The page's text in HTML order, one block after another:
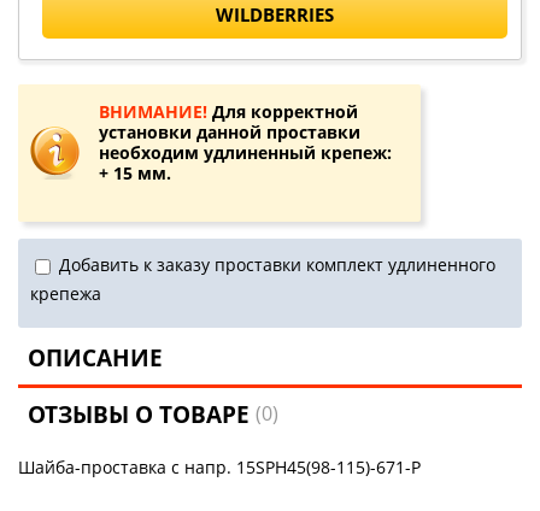
WILDBERRIES
ВНИМАНИЕ! Для корректной
установки данной проставки
необходим удлиненный крепеж:
+ 15 мм.
Добавить к заказу проставки комплект удлиненного
крепежа
ОПИСАНИЕ
ОТЗЫВЫ О ТОВАРЕ(0)
Шайба-проставка с напр. 15SPH45(98-115)-671-P